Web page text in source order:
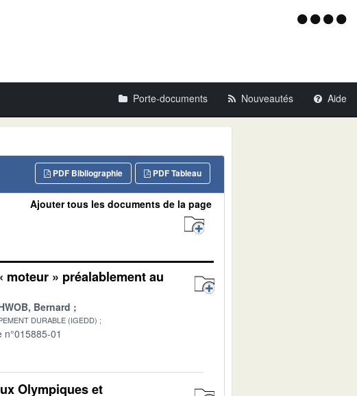
Menu
Porte-documents Nouveautés Aide
PDF Tableau
PDF Bibliographie
Ajouter tous les documents de la page
moteur » préalablement au
Bernard
DURABLE (IGEDD)
n°015885-01
Olympiques et